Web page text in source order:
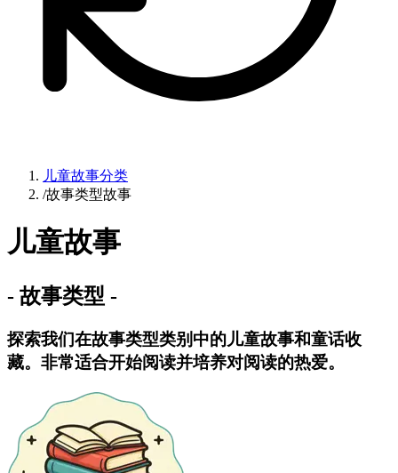
儿童故事分类
/故事类型故事
儿童故事
- 故事类型 -
探索我们在故事类型类别中的儿童故事和童话收
藏。非常适合开始阅读并培养对阅读的热爱。